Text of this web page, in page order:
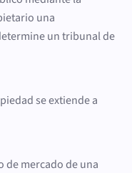
una
un tribunal de
se extiende a
de mercado de una